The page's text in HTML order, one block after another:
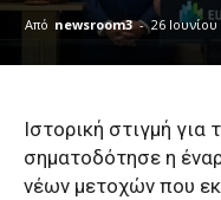
Από newsroom3 - 26 Ιουνίου
Ιστορική στιγμή για
σηματοδότησε η
νέων μετοχών που